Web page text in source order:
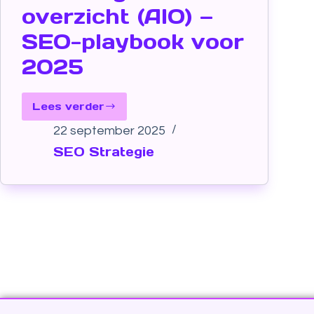
overzicht (AIO) —
SEO-playbook voor
2025
Lees verder
22 september 2025
SEO Strategie